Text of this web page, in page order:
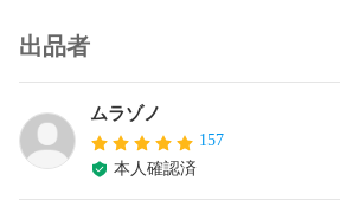
出品者
ムラゾノ
157
本人確認済